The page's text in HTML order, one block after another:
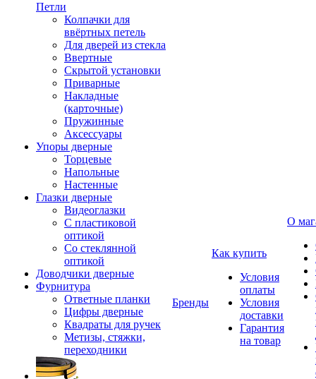
Петли
Колпачки для
ввёртных петель
Для дверей из стекла
Ввертные
Скрытой установки
Приварные
Накладные
(карточные)
Пружинные
Аксессуары
Упоры дверные
Торцевые
Напольные
Настенные
Глазки дверные
Видеоглазки
С пластиковой
оптикой
Со стеклянной
оптикой
Доводчики дверные
Фурнитура
Ответные планки
Цифры дверные
Квадраты для ручек
Метизы, стяжки,
переходники
Бренды
Как купить
Условия
оплаты
Условия
доставки
Гарантия
на товар
О